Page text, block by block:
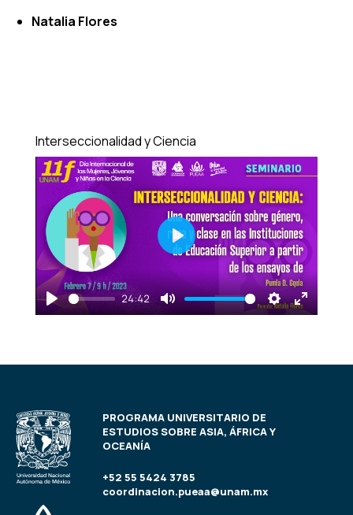
Natalia Flores
Interseccionalidad y Ciencia
Play
24:42
Mute Settings
Enter
Play
PROGRAMA UNIVERSITARIO DE
ESTUDIOS SOBRE ASIA, ÁFRICA Y
OCEANÍA
+52 55 5424 3785
coordinacion.pueaa@unam.mx